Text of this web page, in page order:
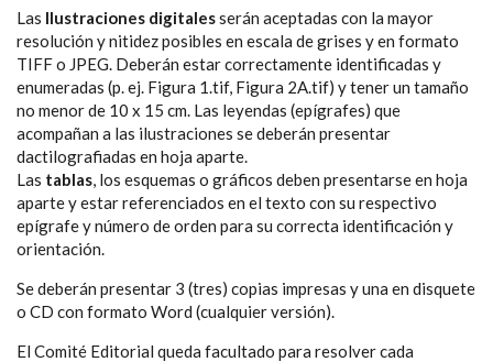
Las Ilustraciones digitalesserán aceptadas con la mayor
resolución y nitidez posibles en escala de grises y en formato
TIFF o JPEG. Deberán estar correctamente identificadas y
enumeradas (p. ej. Figura 1.tif, Figura 2A.tif) y tener un tamaño
no menor de 10 x 15 cm. Las leyendas (epígrafes) que
acompañan a las ilustraciones se deberán presentar
dactilografiadas en hoja aparte.
Las tablas, los esquemas o gráficos deben presentarse en hoja
aparte y estar referenciados en el texto con su respectivo
epígrafe y número de orden para su correcta identificación y
orientación.
Se deberán presentar 3 (tres) copias impresas y una en disquete
o CD con formato Word (cualquier versión).
El Comité Editorial queda facultado para resolver cada